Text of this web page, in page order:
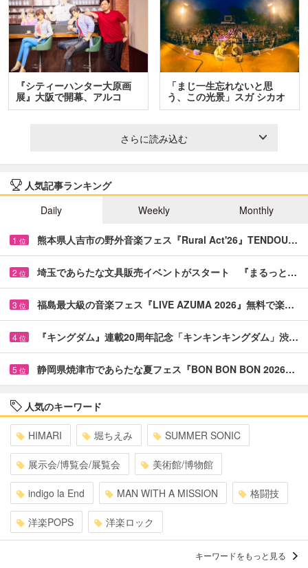
『シティーハンター大原画
展』大阪で開幕、アルコ
＆…
「まじ一生忘れないと思
う、この光景」スガ シカオ
と…
さらに読み込む
人気記事ランキング
Daily
Weekly Monthly
1 位 熊本県人吉市の野外音楽フェス『Rural Act'26』TENDOU…
2 位 埼玉であらたな文具販売イベントがスタート 『まるっと…
3 位 福島最大級の音楽フェス『LIVE AZUMA 2026』無料で楽…
4 位 『キングダム』連載20周年記念「キンキンキングダム」渋…
5 位 静岡県焼津市であらたな夏フェス『BON BON BON 2026…
人気のキーワード
HIMARI 堀ちえみ SUMMER SONIC
展示会/博覧会/展覧会 美術館/博物館
indigo la End MAN WITH A MISSION 格闘技
洋楽POPS 洋楽ロック
キーワードをもっと見る